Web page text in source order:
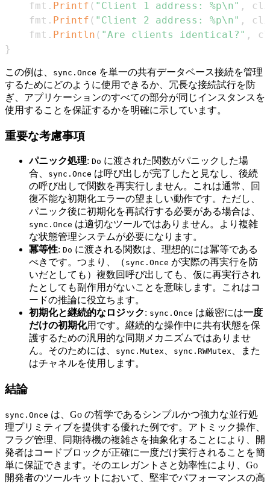
	fmt
. Printf ( "Client 1 address: %p\n" ,
	fmt
. Printf ( "Client 2 address: %p\n" ,
	fmt
. Println ( "Are clients identical?" ,
}
この例は、 sync.Once を単一の共有データベース接続を管理
するためにどのように使用できるか、冗長な接続試行を防
ぎ、アプリケーションのすべての部分が同じインスタンスを
使用することを保証するかを明確に示しています。
重要な考慮事項
パニック処理: Do に渡された関数がパニックした場
合、
sync.Once は呼び出しが完了したと見なし、後続
の呼び出しで関数を再実行しません。これは通常、回
復不能な初期化エラーの望ましい動作です。ただし、
パニック後に初期化を再試行する必要がある場合は、
sync.Once は適切なツールではありません。より複雑
な状態管理システムが必要になります。
冪等性: Do に渡される関数は、理想的には冪等である
べきです。つまり、（ sync.Once が実際の再実行を防
いだとしても）複数回呼び出しても、仮に再実行され
たとしても副作用がないことを意味します。これはコ
ードの推論に役立ちます。
初期化と継続的なロジック: sync.Once は厳密には一度
だけの初期化用です。継続的な操作中に共有状態を保
護するための汎用的な同期メカニズムではありませ
ん。そのためには、
sync.Mutex sync.RWMutex
、また
はチャネルを使用します。
結論
sync.Once は、Go の哲学であるシンプルかつ強力な並行処
理プリミティブを提供する優れた例です。アトミック操作、
フラグ管理、同期待機の複雑さを抽象化することにより、開
発者はコードブロックが正確に一度だけ実行されることを簡
単に保証できます。そのエレガントさと効率性により、Go
開発者のツールキットにおいて、堅牢でパフォーマンスの高